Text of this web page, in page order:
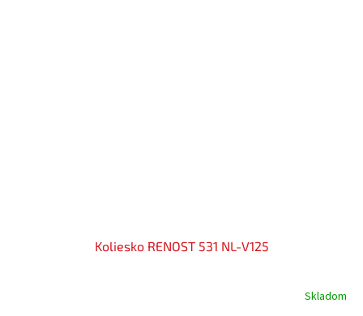
Koliesko RENOST 531 NL-V125
Skladom